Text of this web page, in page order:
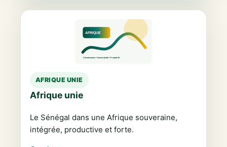
AFRIQUE UNIE
Afrique unie
Le Sénégal dans une Afrique souveraine,
intégrée, productive et forte.